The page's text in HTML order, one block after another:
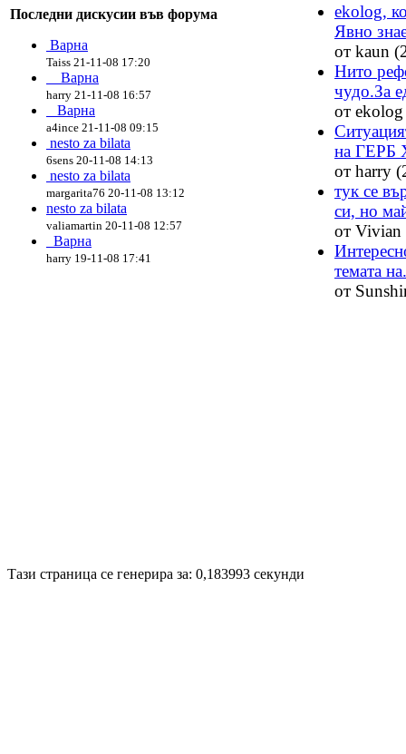
Последни дискусии във форума
Варна
Taiss 21-11-08 17:20
Варна
harry 21-11-08 16:57
Варна
a4ince 21-11-08 09:15
nesto za bilata
6sens 20-11-08 14:13
nesto za bilata
margarita76 20-11-08 13:12
nesto za bilata
valiamartin 20-11-08 12:57
Варна
harry 19-11-08 17:41
ekolog,
Явно
от kaun
Нито
чудо.За
от
на ГЕРБ
от harry
тук се
си, но
от
темата
от
Тази страница се генерира за: 0,183993 секунди